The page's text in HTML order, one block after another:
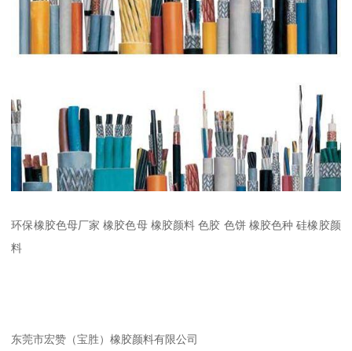
环保橡胶色母厂家 橡胶色母 橡胶颜料 色胶 色饼 橡胶色种 硅橡胶颜
料
东莞市宏赞（宝胜）橡胶颜料有限公司